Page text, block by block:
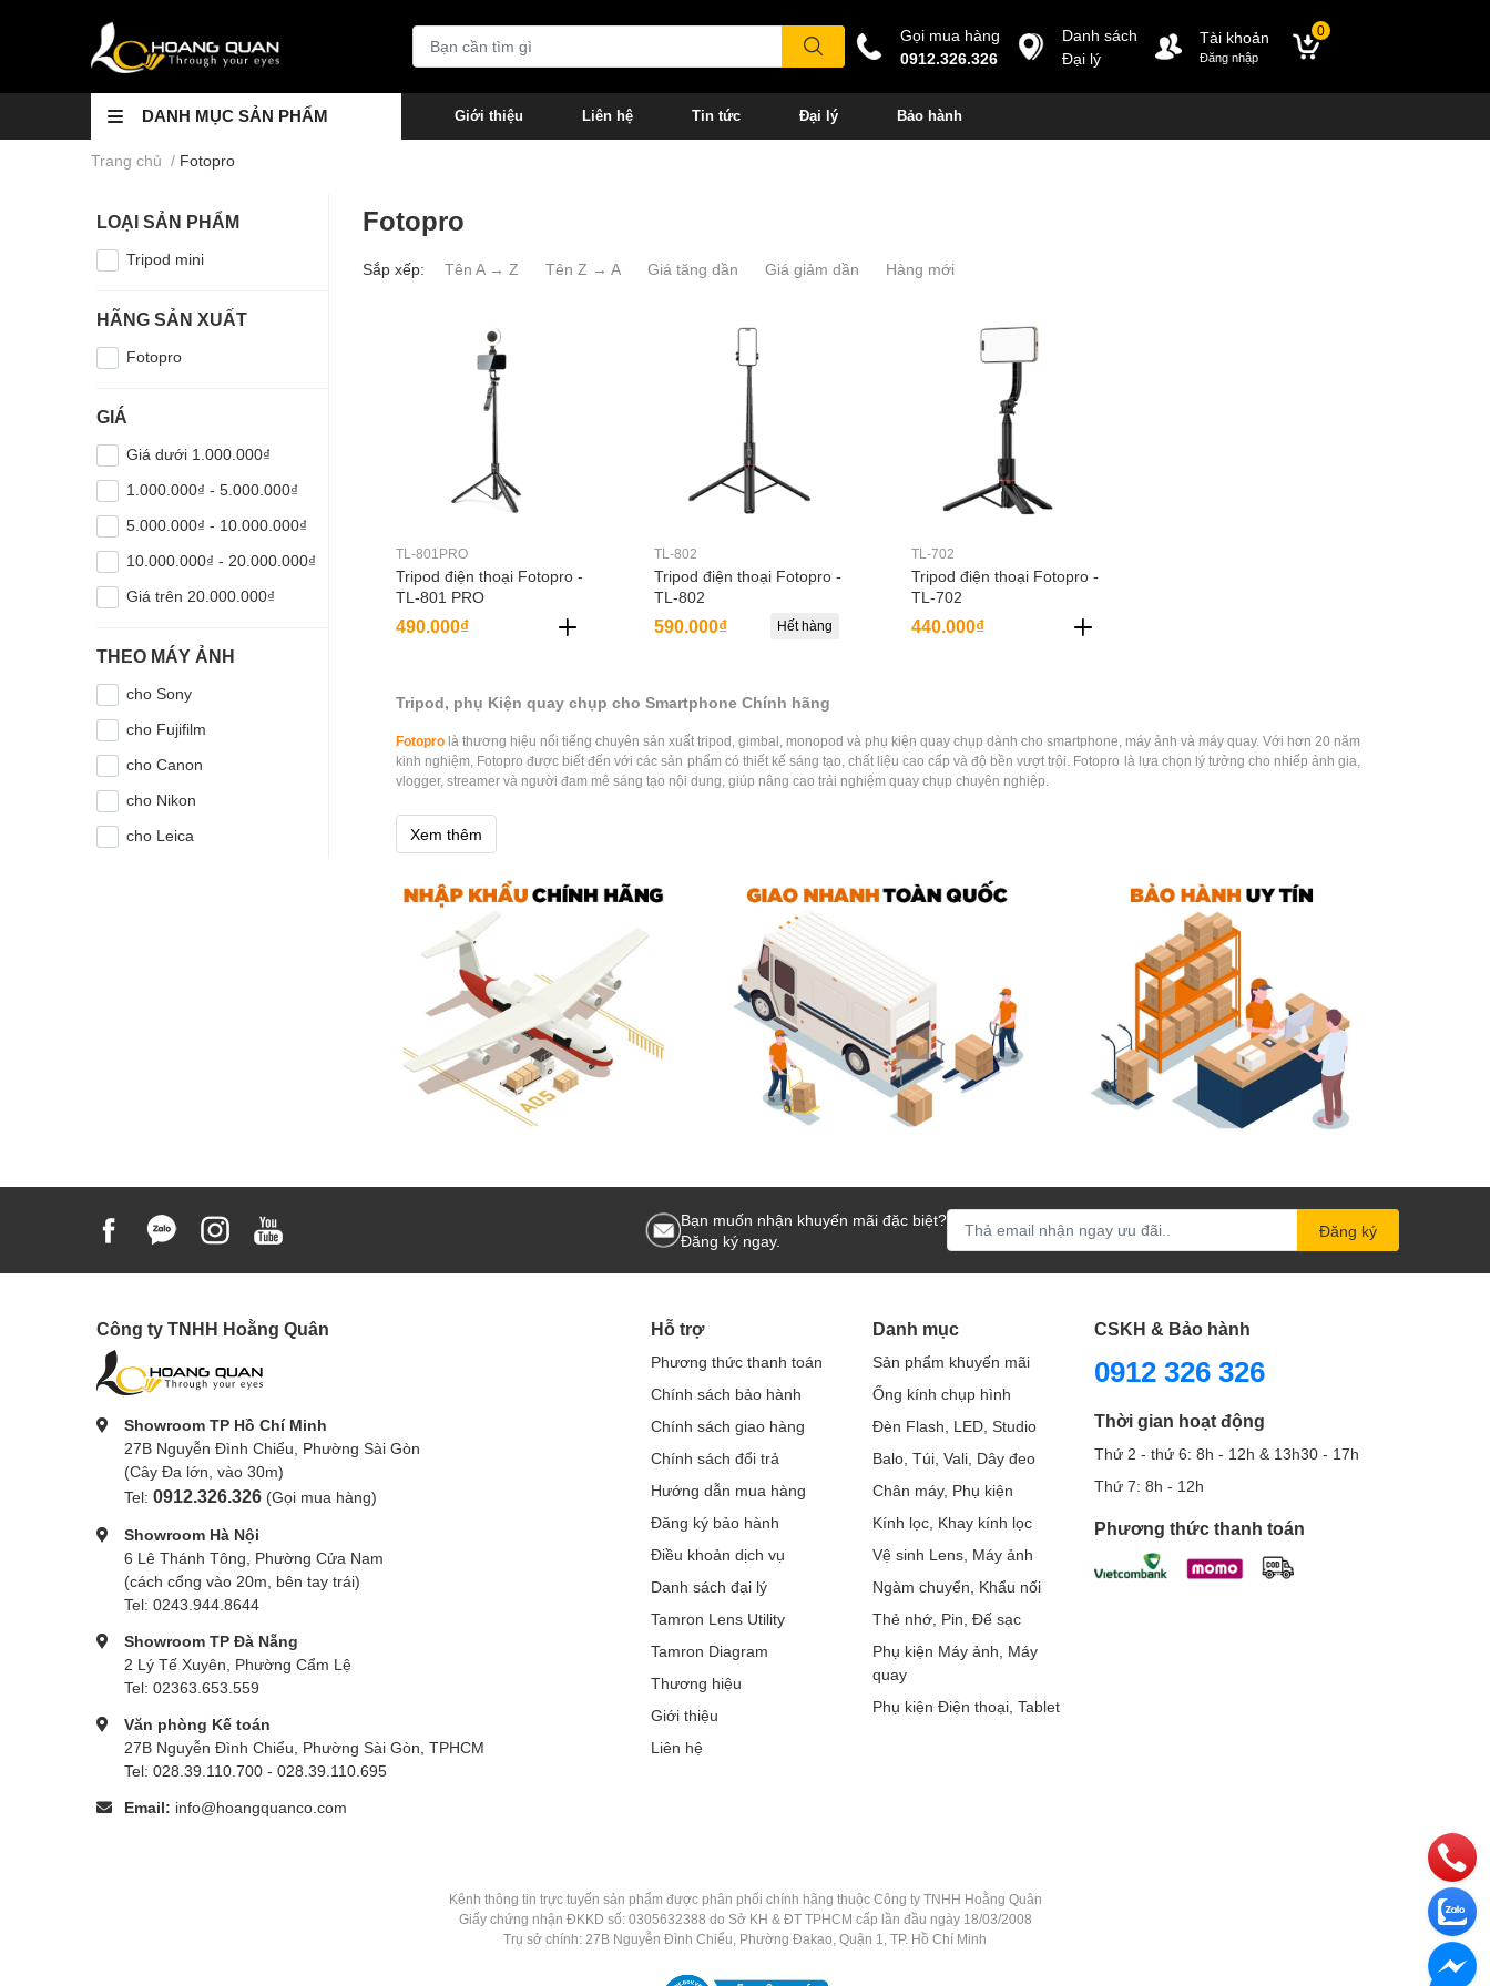
Gọi mua hàng
0912.326.326
Danh sách
Đại lý
Tài khoản
Đăng nhập
0
DANH MỤC SẢN PHẨM Giới thiệu Liên hệ Tin tức Đại lý Bảo hành
Trang chủ / Fotopro
LOẠI SẢN PHẨM
Tripod mini
HÃNG SẢN XUẤT
Fotopro
GIÁ
Giá dưới 1.000.000₫
1.000.000₫ - 5.000.000₫
5.000.000₫ - 10.000.000₫
10.000.000₫ - 20.000.000₫
Giá trên 20.000.000₫
THEO MÁY ẢNH
cho Sony
cho Fujifilm
cho Canon
cho Nikon
cho Leica
Fotopro
Sắp xếp: Tên A → Z Tên Z → A Giá tăng dần Giá giảm dần Hàng mới
TL-801PRO
Tripod điện thoại Fotopro -
TL-801 PRO
490.000₫
TL-802
Tripod điện thoại Fotopro -
TL-802
590.000₫ Hết hàng
TL-702
Tripod điện thoại Fotopro -
TL-702
440.000₫
Tripod, phụ Kiện quay chụp cho Smartphone Chính hãng
Fotopro là thương hiệu nổi tiếng chuyên sản xuất tripod, gimbal, monopod và phụ kiện quay chụp dành cho smartphone, máy ảnh và máy quay. Với hơn 20 năm
kinh nghiệm, Fotopro được biết đến với các sản phẩm có thiết kế sáng tạo, chất liệu cao cấp và độ bền vượt trội. Fotopro là lựa chọn lý tưởng cho nhiếp ảnh gia,
vlogger, streamer và người đam mê sáng tạo nội dung, giúp nâng cao trải nghiệm quay chụp chuyên nghiệp.
Phân phối Fotopro chính hãng tại TPHCM, Hà Nội, Đà Nẵng...
khi đặt hàng trên website của Hoằng Quân với chính sách miễn phí giao hàng toàn quốc. Để trải nghiệm sản phẩm tốt nhất, quý khách có thể đến Showroom
Hoằng Quân tại TPHCM, Hà Nội và Đà Nẵng.
Xem thêm
Bạn muốn nhận khuyến mãi đặc biệt?
Đăng ký ngay.
Đăng ký
Công ty TNHH Hoằng Quân
Showroom TP Hồ Chí Minh
27B Nguyễn Đình Chiểu, Phường Sài Gòn
(Cây Đa lớn, vào 30m)
Tel: 0912.326.326 (Gọi mua hàng)
Showroom Hà Nội
6 Lê Thánh Tông, Phường Cửa Nam
(cách cổng vào 20m, bên tay trái)
Tel: 0243.944.8644
Showroom TP Đà Nẵng
2 Lý Tế Xuyên, Phường Cẩm Lệ
Tel: 02363.653.559
Văn phòng Kế toán
27B Nguyễn Đình Chiểu, Phường Sài Gòn, TPHCM
Tel: 028.39.110.700 - 028.39.110.695
Email: info@hoangquanco.com
Hỗ trợ
Phương thức thanh toán
Chính sách bảo hành
Chính sách giao hàng
Chính sách đổi trả
Hướng dẫn mua hàng
Đăng ký bảo hành
Điều khoản dịch vụ
Danh sách đại lý
Tamron Lens Utility
Tamron Diagram
Thương hiệu
Giới thiệu
Liên hệ
Danh mục
Sản phẩm khuyến mãi
Ống kính chụp hình
Đèn Flash, LED, Studio
Balo, Túi, Vali, Dây đeo
Chân máy, Phụ kiện
Kính lọc, Khay kính lọc
Vệ sinh Lens, Máy ảnh
Ngàm chuyển, Khẩu nối
Thẻ nhớ, Pin, Đế sạc
Phụ kiện Máy ảnh, Máy
quay
Phụ kiện Điện thoại, Tablet
CSKH & Bảo hành
0912 326 326
Thời gian hoạt động
Thứ 2 - thứ 6: 8h - 12h & 13h30 - 17h
Thứ 7: 8h - 12h
Phương thức thanh toán
Kênh thông tin trực tuyến sản phẩm được phân phối chính hãng thuộc Công ty TNHH Hoằng Quân
Giấy chứng nhận ĐKKD số: 0305632388 do Sở KH & ĐT TPHCM cấp lần đầu ngày 18/03/2008
Trụ sở chính: 27B Nguyễn Đình Chiểu, Phường Đakao, Quận 1, TP. Hồ Chí Minh